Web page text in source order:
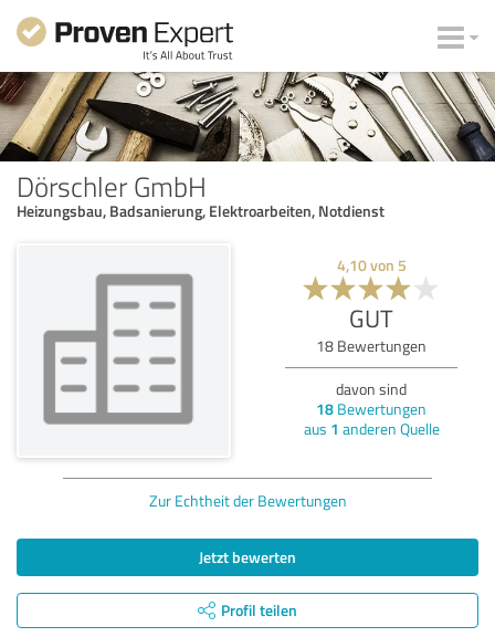
Dörschler GmbH
Heizungsbau, Badsanierung, Elektroarbeiten, Notdienst
4,10von 5
GUT
18 Bewertungen
davon sind
18 Bewertungen
aus 1 anderen Quelle
Zur Echtheit der Bewertungen
Jetzt bewerten
Profil teilen